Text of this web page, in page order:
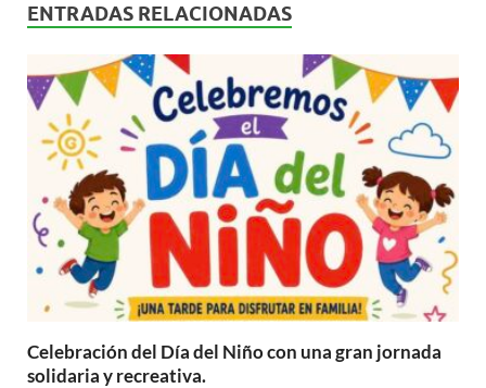
ENTRADAS RELACIONADAS
Celebración del Día del Niño con una gran jornada
solidaria y recreativa.